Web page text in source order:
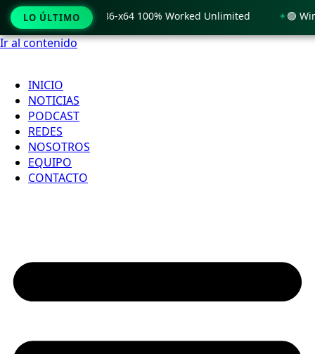
Ir al contenido
INICIO
NOTICIAS
PODCAST
REDES
NOSOTROS
EQUIPO
CONTACTO
LO ÚLTIMO
11 x86-x64 100% Worked Unlimited 🟢 WinRAR